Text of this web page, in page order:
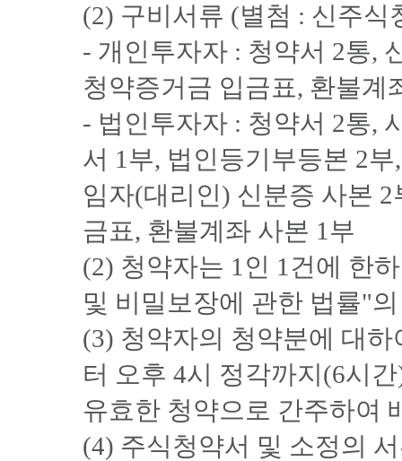
(2) 구비서류 (별첨 : 신주
- 개인투자자 : 청약서 2통,
청약증거금 입금표, 환불계
- 법인투자자 : 청약서 2통,
서 1부, 법인등기부등본 2
임자(대리인) 신분증 사본
금표, 환불계좌 사본 1부
(2) 청약자는 1인 1건에 한
및 비밀보장에 관한 법률"
(3) 청약자의 청약분에 대
터 오후 4시 정각까지(6시
유효한 청약으로 간주하여
(4) 주식청약서 및 소정의